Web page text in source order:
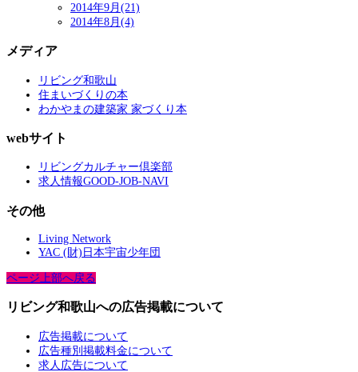
2014年9月(21)
2014年8月(4)
メディア
リビング和歌山
住まいづくりの本
わかやまの建築家 家づくり本
webサイト
リビングカルチャー倶楽部
求人情報GOOD-JOB-NAVI
その他
Living Network
YAC (財)日本宇宙少年団
ページ上部へ戻る
リビング和歌山への広告掲載について
広告掲載について
広告種別掲載料金について
求人広告について